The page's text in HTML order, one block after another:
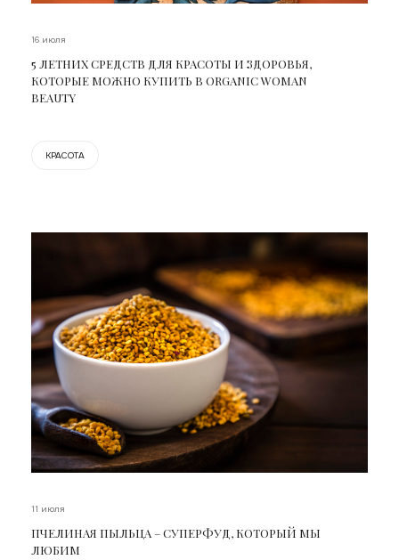
16 июля
5 ЛЕТНИХ СРЕДСТВ ДЛЯ КРАСОТЫ И ЗДОРОВЬЯ,
КОТОРЫЕ МОЖНО КУПИТЬ В ORGANIC WOMAN
BEAUTY
КРАСОТА
11 июля
ПЧЕЛИНАЯ ПЫЛЬЦА – СУПЕРФУД, КОТОРЫЙ МЫ
ЛЮБИМ